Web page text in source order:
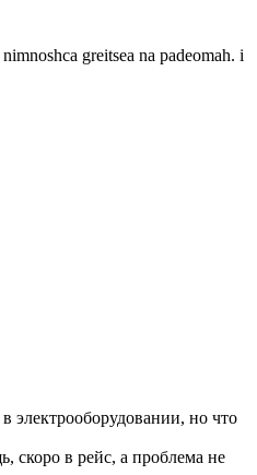
greitsea na padeomah. i
электрооборудовании, но что
скоро в рейс, а проблема не